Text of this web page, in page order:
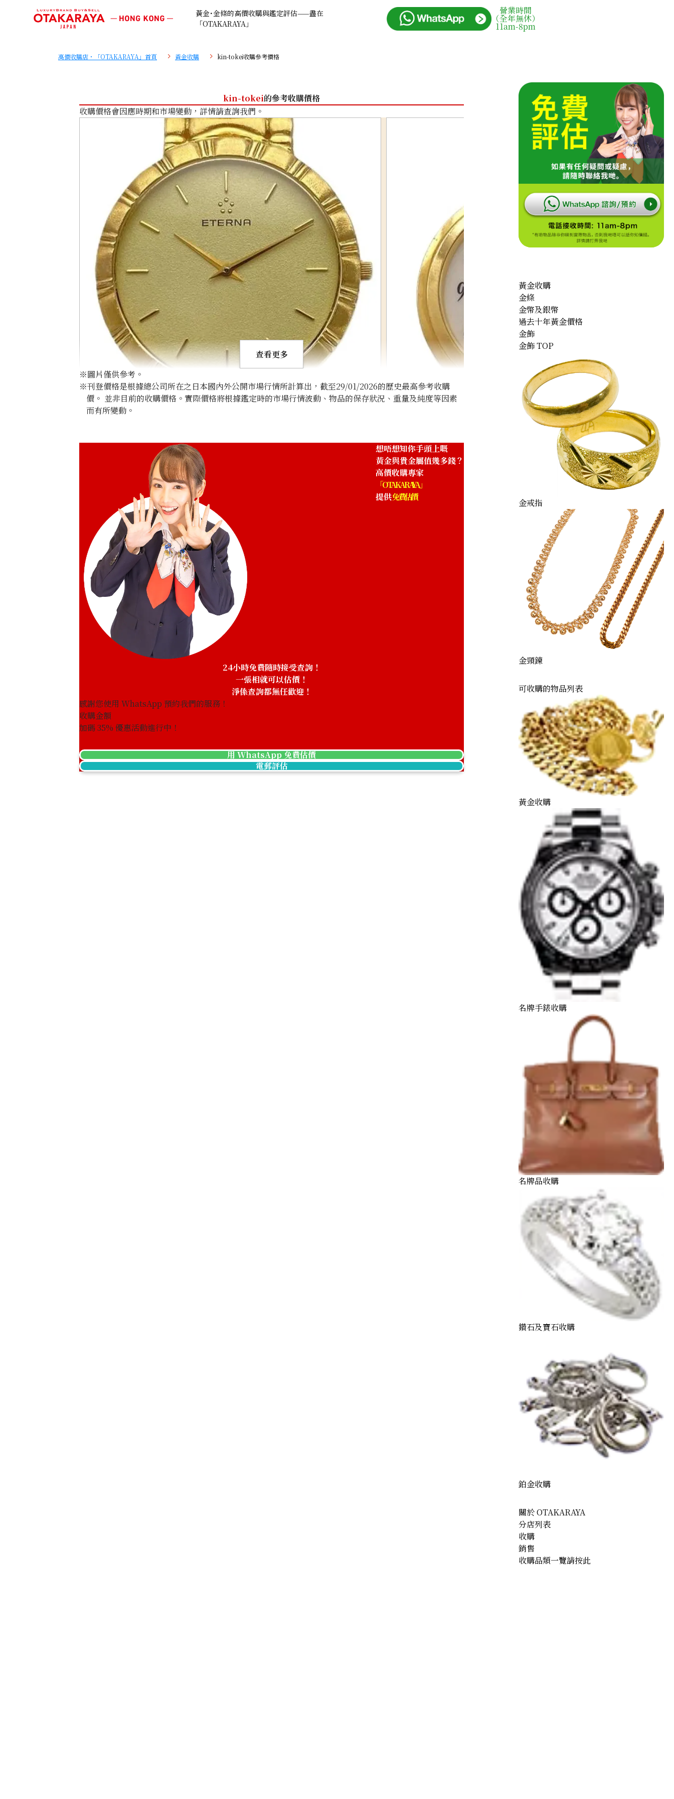
黃金･金條的高價收購與鑑定評估——盡在
「OTAKARAYA」
營業時間
（全年無休）
11am-8pm
高價收購店・「OTAKARAYA」首頁 黃金收購 kin-tokei收購參考價格
kin-tokei的參考收購價格
收購價格會因應時期和市場變動，詳情請查詢我們。
18K Gold (K18) Seiko Credor Gold Watch
HKD 6,919.81
Elgin gold watch
Waltham Gold Watch
查看更多
※圖片僅供參考。
※刊登價格是根據總公司所在之日本國內外公開市場行情所計算出，截至29/01/2026的歷史最高參考收購
價。 並非目前的收購價格。實際價格將根據鑑定時的市場行情波動、物品的保存狀況、重量及純度等因素
而有所變動。
想唔想知你手頭上嘅
黃金與貴金屬值幾多錢？
高價收購專家
「OTAKARAYA」
提供免費估價
24小時免費隨時接受查詢！
一張相就可以估價！
淨係查詢都無任歡迎！
感謝您使用 WhatsApp 預約我們的服務！
收購金額
加碼35% 優惠活動進行中！
用 WhatsApp 免費估價
電郵評估
黃金收購
金條
金幣及銀幣
過去十年黃金價格
金飾
金飾 TOP
金戒指
金頸鍊
可收購的物品列表
黃金收購
名牌手錶收購
名牌品收購
鑽石及寶石收購
鉑金收購
關於 OTAKARAYA
分店列表
收購
銷售
收購品類一覽請按此